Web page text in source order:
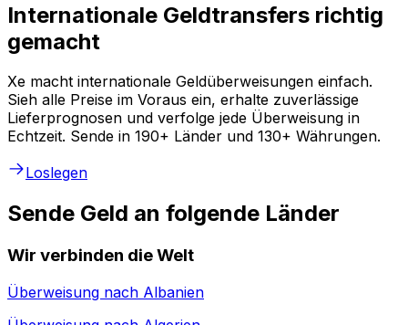
Internationale Geldtransfers richtig
gemacht
Xe macht internationale Geldüberweisungen einfach.
Sieh alle Preise im Voraus ein, erhalte zuverlässige
Lieferprognosen und verfolge jede Überweisung in
Echtzeit. Sende in 190+ Länder und 130+ Währungen.
Loslegen
Sende Geld an folgende Länder
Wir verbinden die Welt
Überweisung nach Albanien